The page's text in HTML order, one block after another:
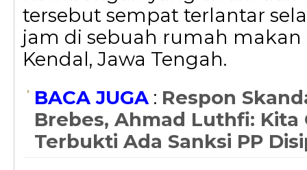
tersebut sempat terlantar
jam di sebuah rumah makan
Kendal, Jawa Tengah.
BACA JUGA: Respon
Brebes, Ahmad Luthfi: Kita
Terbukti Ada Sanksi PP